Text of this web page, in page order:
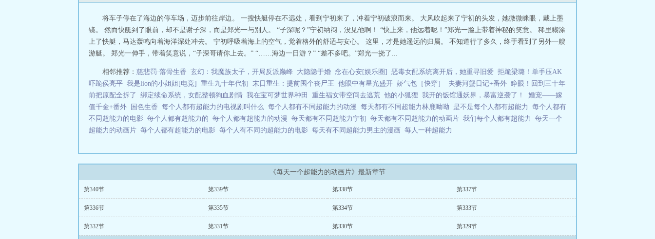
将车子停在了海边的停车场，迈步前往岸边。 一搜快艇停在不远处，看到宁初来了，冲着宁初破浪而来。 大风吹起来了宁初的头发，她微微眯眼，戴上墨
镜。 然而快艇到了眼前，却不是谢子深，而是郑光一与别人。 “子深呢？”宁初纳闷，没见他啊！ “快上来，他远着呢！”郑光一脸上带着神秘的笑意。 稀里糊涂
上了快艇，马达轰鸣向着海洋深处冲去。 宁初呼吸着海上的空气，觉着格外的舒适与安心。 这里，才是她遥远的归属。 不知道行了多久，终于看到了另外一艘
游艇。 郑光一伸手，带着笑意说，“子深哥请你上去。” “……海边一日游？” “差不多吧。”郑光一挠了...
相邻推荐： 慈悲罚·落骨生香 玄幻：我魔族太子，开局反派巅峰 大隐隐于婚 念在心安[娱乐圈] 恶毒女配系统离开后，她重寻旧爱 拒跪梁璐！单手压AK
吓跪侯亮平 我是lion的小姐姐[电竞] 重生九十年代初 末日重生：提前囤个丧尸王 他眼中有星光盛开 娇气包［快穿］ 夫妻河蟹日记+番外 睁眼！回到三十年
前把原配全拆了
绑定续命系统，女配整顿狗血剧情 我在宝可梦世界种田 重生福女带空间去逃荒 他的小狐狸 我开的饭馆通妖界，暴富逆袭了！
婚宠——嫁
值千金+番外
国色生香 每个人都有超能力的电视剧叫什么 每个人都有不同超能力的动漫 每天都有不同超能力林鹿呦呦 是不是每个人都有超能力 每个人都有
不同超能力的电影 每个人都有超能力的 每个人都有超能力的动漫 每天都有不同超能力宁初 每天都有不同超能力的动画片 我们每个人都有超能力 每天一个
超能力的动画片 每个人都有超能力的电影 每个人有不同的超能力的电影 每天有不同超能力男主的漫画 每人一种超能力
《每天一个超能力的动画片》最新章节
第340节 第339节 第338节 第337节
第336节 第335节 第334节 第333节
第332节 第331节 第330节 第329节